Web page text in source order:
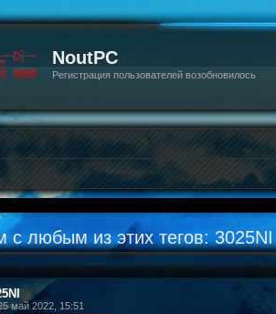
NoutPC
Регистрация пользователей возобновилось
с любым из этих тегов: 3025NI
май 2022, 15:51